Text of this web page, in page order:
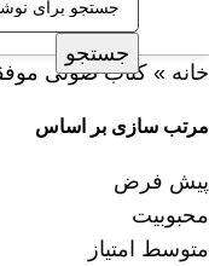
جستجو
خانه » کتاب صوتی
مرتب سازی بر اساس
پیش فرض
محبوبیت
متوسط امتیاز